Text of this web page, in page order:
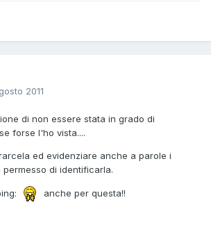
2011
di non essere stata in grado di
forse l'ho vista....
ed evidenziare anche a parole i
di identificarla.
anche per questa!!